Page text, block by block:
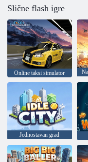
Slične flash igre
Online taksi simulator
Jednostavan grad